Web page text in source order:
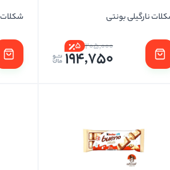
نارگیلی بونتی
5 205,000
194,750